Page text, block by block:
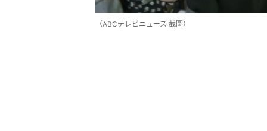
（ABCテレビニュース 截圖）